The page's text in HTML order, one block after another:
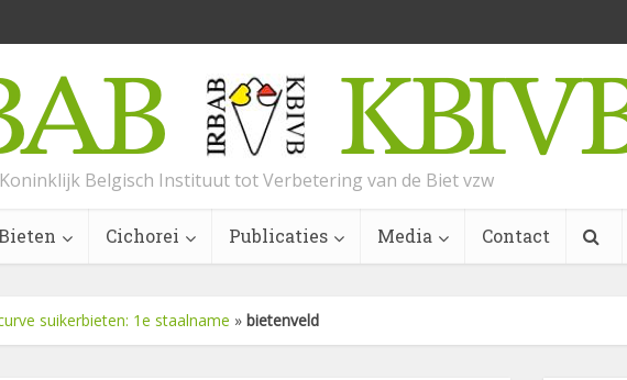
Koninklijk Belgisch Instituut tot Verbetering van de Biet vzw
Cichorei Publicaties Media Contact
suikerbieten: 1e staalname » bietenveld